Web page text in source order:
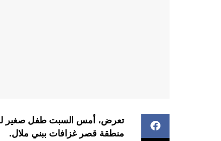
تعرض، أمس السبت طفل صغير
منطقة قصر غزافات ببني ملال.